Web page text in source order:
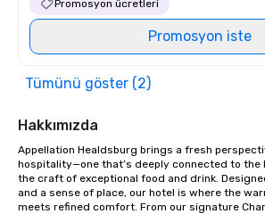
Promosyon ücretleri
Promosyon iste
Tümünü göster (2)
Hakkımızda
Appellation Healdsburg brings a fresh
hospitality—one that’s deeply connected to the
the craft of exceptional food and drink.
and a sense of place, our hotel is where the
meets refined comfort. From our signature